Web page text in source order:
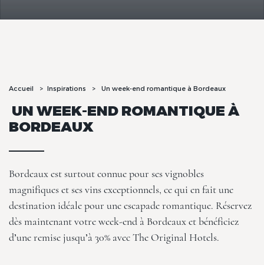
Accueil Inspirations Un week-end romantique à Bordeaux
UN WEEK-END ROMANTIQUE À
BORDEAUX
Bordeaux est surtout connue pour ses vignobles
magnifiques et ses vins exceptionnels, ce qui en fait une
destination idéale pour une escapade romantique. Réservez
dès maintenant votre week-end à Bordeaux et bénéficiez
d’une remise jusqu’à 30% avecThe Original Hotels.